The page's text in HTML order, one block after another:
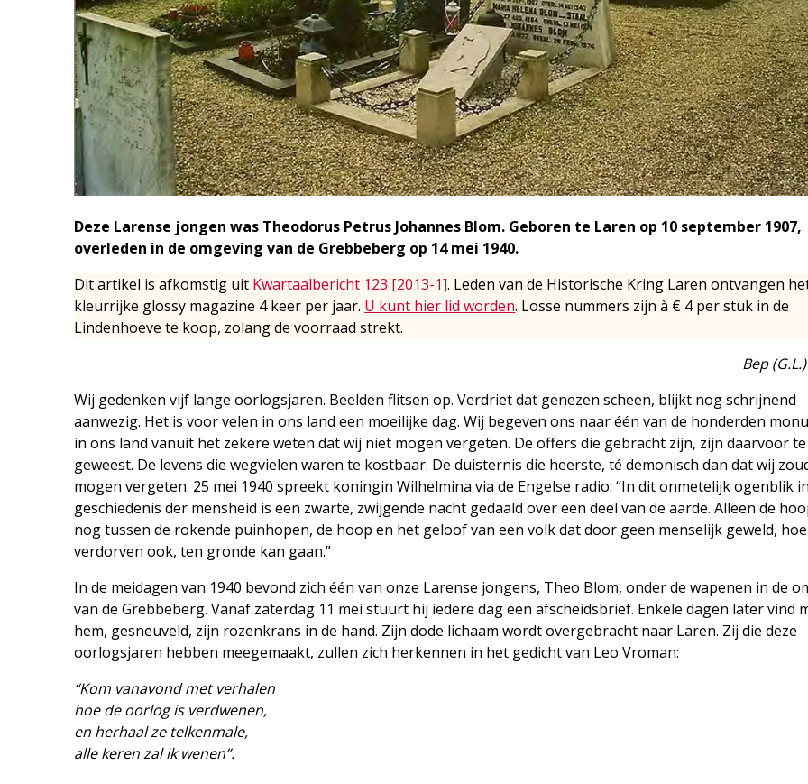
Deze Larense jongen was Theodorus Petrus Johannes Blom. Geboren te Laren op 10 september 1907,
overleden in de omgeving van de Grebbeberg op 14 mei 1940.
Dit artikel is afkomstig uit Kwartaalbericht 123 [2013-1]. Leden van de Historische Kring Laren ontvangen
kleurrijke glossy magazine 4 keer per jaar. U kunt hier lid worden. Losse nummers zijn à € 4 per stuk in de
Lindenhoeve te koop, zolang de voorraad strekt.
Bep
Wij gedenken vijf lange oorlogsjaren. Beelden flitsen op. Verdriet dat genezen scheen, blijkt nog schrijnend
aanwezig. Het is voor velen in ons land een moeilijke dag. Wij begeven ons naar één van de honderden
in ons land vanuit het zekere weten dat wij niet mogen vergeten. De offers die gebracht zijn, zijn daarvoor
geweest. De levens die wegvielen waren te kostbaar. De duisternis die heerste, té demonisch dan dat wij
mogen vergeten. 25 mei 1940 spreekt koningin Wilhelmina via de Engelse radio: “In dit onmetelijk ogenblik
geschiedenis der mensheid is een zwarte, zwijgende nacht gedaald over een deel van de aarde. Alleen de
nog tussen de rokende puinhopen, de hoop en het geloof van een volk dat door geen menselijk geweld, hoe
verdorven ook, ten gronde kan gaan.”
In de meidagen van 1940 bevond zich één van onze Larense jongens, Theo Blom, onder de wapenen in de
van de Grebbeberg. Vanaf zaterdag 11 mei stuurt hij iedere dag een afscheidsbrief. Enkele dagen later vind
hem, gesneuveld, zijn rozenkrans in de hand. Zijn dode lichaam wordt overgebracht naar Laren. Zij die deze
oorlogsjaren hebben meegemaakt, zullen zich herkennen in het gedicht van Leo Vroman:
“Kom vanavond met verhalen
hoe de oorlog is verdwenen,
en herhaal ze telkenmale,
alle keren zal ik wenen”.